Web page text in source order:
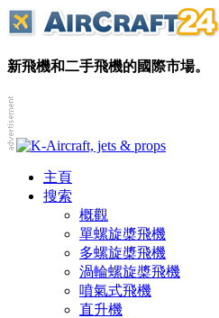
新飛機和二手飛機的國際市場。
主頁
搜索
概觀
單螺旋槳飛機
多螺旋槳飛機
渦輪螺旋槳飛機
噴氣式飛機
直升機